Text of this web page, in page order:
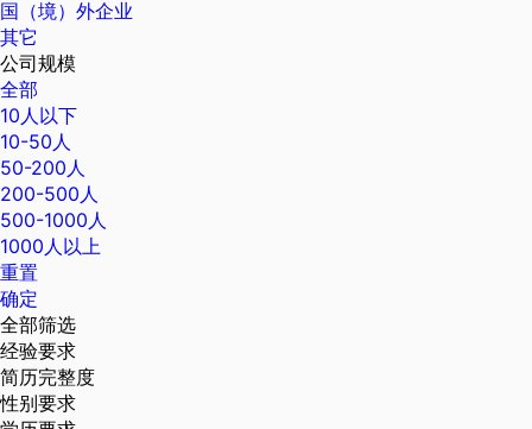
国（境）外企业
其它
公司规模
全部
10人以下
10-50人
50-200人
200-500人
500-1000人
1000人以上
重置
确定
全部筛选
经验要求
简历完整度
性别要求